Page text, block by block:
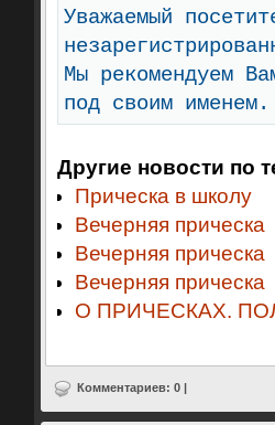
Уважаемый
Мы рекомендуем
под своим именем.
Другие новости по
Прическа в школу
Вечерняя прическа
Вечерняя прическа
Вечерняя прическа
О ПРИЧЕСКАХ.
Комментариев: 0 |